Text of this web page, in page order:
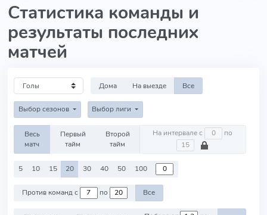
Статистика команды и
результаты последних
матчей
Дома На выезде Все
Выбор сезонов Выбор лиги
Весь
матч
Первый
тайм
Второй
тайм
На интервале с по
5 10 15 20 30 40 50 100
Против команд с по Все